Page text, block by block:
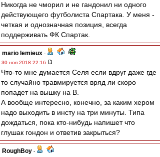
Никогда не чморил и не гандонил ни одного
действующего футболиста Спартака. У меня -
четкая и однозначная позиция, всегда
поддерживать ФК Спартак.
mario lemieux -
30 ноя 2018 22:16
Что-то мне думается Селя если вдруг даже где
то случайно травмируется вряд ли скоро
попадет на вышку на B.
А вообще интересно, конечно, за каким хером
надо выходить в инсту на три минуты. Типа
дождаться, пока кто-нибудь напишет что
глушак гондон и ответив закрыться?
RoughBoy -